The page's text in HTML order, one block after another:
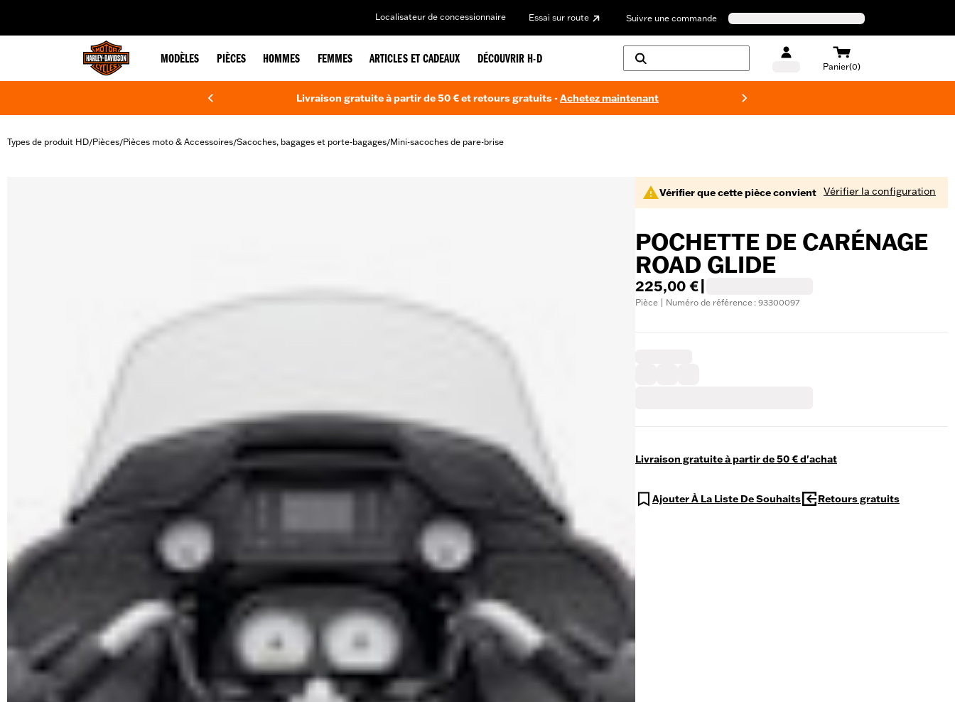
Localisateur de concessionnaire Essai sur route Suivre une commande
MODÈLES PIÈCES HOMMES FEMMES ARTICLES ET CADEAUX DÉCOUVRIR H-D
Panier(0)
Livraison gratuite à partir de 50 € et retours gratuits -Achetez maintenant
Types de produit HD/Pièces/Pièces moto & Accessoires/Sacoches, bagages et porte-bagages/Mini-sacoches de pare-brise
Vérifier que cette pièce convient Vérifier la configuration
POCHETTE DE CARÉNAGE
ROAD GLIDE
225,00 €
Pièce | Numéro de référence : 93300097
Livraison gratuite à partir de 50 € d'achat
Ajouter À La Liste De Souhaits Retours gratuits